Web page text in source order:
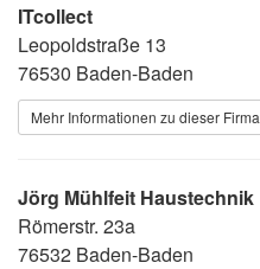
ITcollect
Leopoldstraße 13
76530 Baden-Baden
Mehr Informationen zu dieser Firma
Jörg Mühlfeit Haustechnik
Römerstr. 23a
76532 Baden-Baden